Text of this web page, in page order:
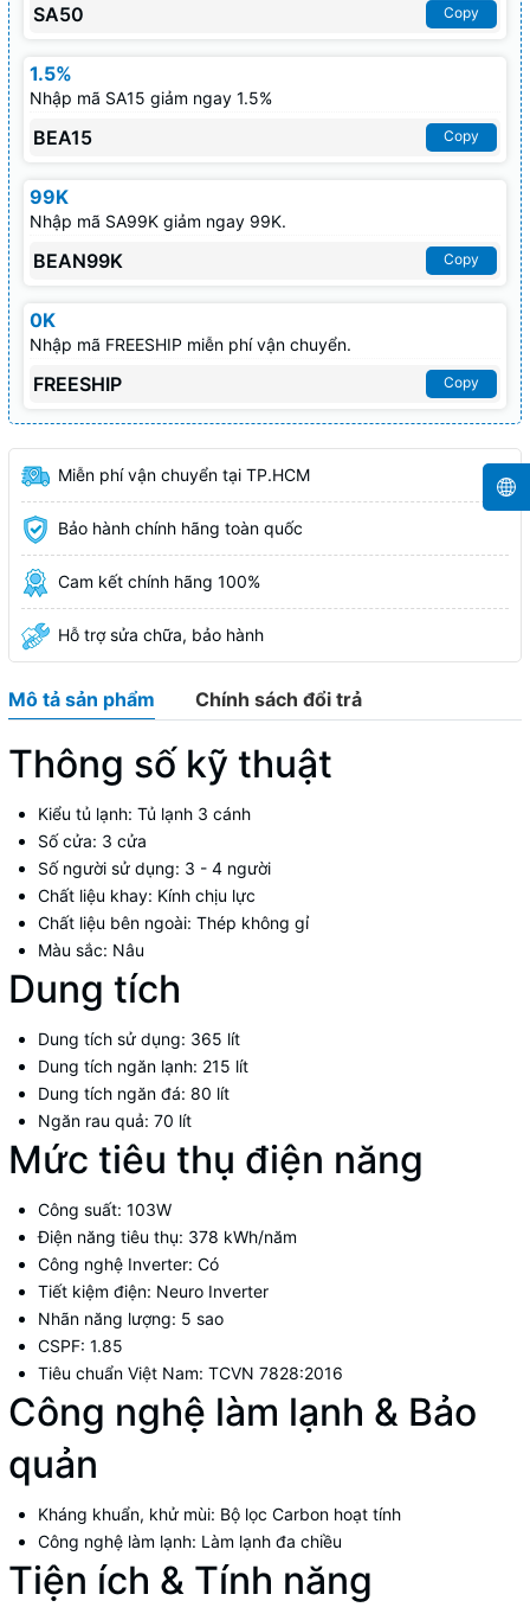
SA50 Copy
1.5%
Nhập mã SA15 giảm ngay 1.5%
BEA15 Copy
99K
Nhập mã SA99K giảm ngay 99K.
BEAN99K Copy
0K
Nhập mã FREESHIP miễn phí vận chuyển.
FREESHIP Copy
Miễn phí vận chuyển tại TP.HCM
Bảo hành chính hãng toàn quốc
Cam kết chính hãng 100%
Hỗ trợ sửa chữa, bảo hành
Mô tả sản phẩm Chính sách đổi trả
Thông số kỹ thuật
Kiểu tủ lạnh: Tủ lạnh 3 cánh
Số cửa: 3 cửa
Số người sử dụng: 3 - 4 người
Chất liệu khay: Kính chịu lực
Chất liệu bên ngoài: Thép không gỉ
Màu sắc: Nâu
Dung tích
Dung tích sử dụng: 365 lít
Dung tích ngăn lạnh: 215 lít
Dung tích ngăn đá: 80 lít
Ngăn rau quả: 70 lít
Mức tiêu thụ điện năng
Công suất: 103W
Điện năng tiêu thụ: 378 kWh/năm
Công nghệ Inverter: Có
Tiết kiệm điện: Neuro Inverter
Nhãn năng lượng: 5 sao
CSPF: 1.85
Tiêu chuẩn Việt Nam: TCVN 7828:2016
Công nghệ làm lạnh & Bảo
quản
Kháng khuẩn, khử mùi: Bộ lọc Carbon hoạt tính
Công nghệ làm lạnh: Làm lạnh đa chiều
Tiện ích & Tính năng